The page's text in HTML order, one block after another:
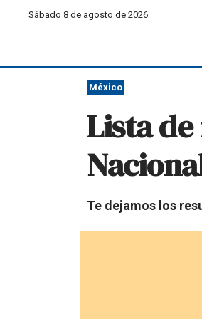
Sábado 8 de agosto de 2026
México
Lista
Te dejamos los